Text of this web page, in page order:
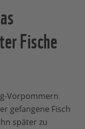
Fische
Vorpommern
gefangene Fisch
später zu